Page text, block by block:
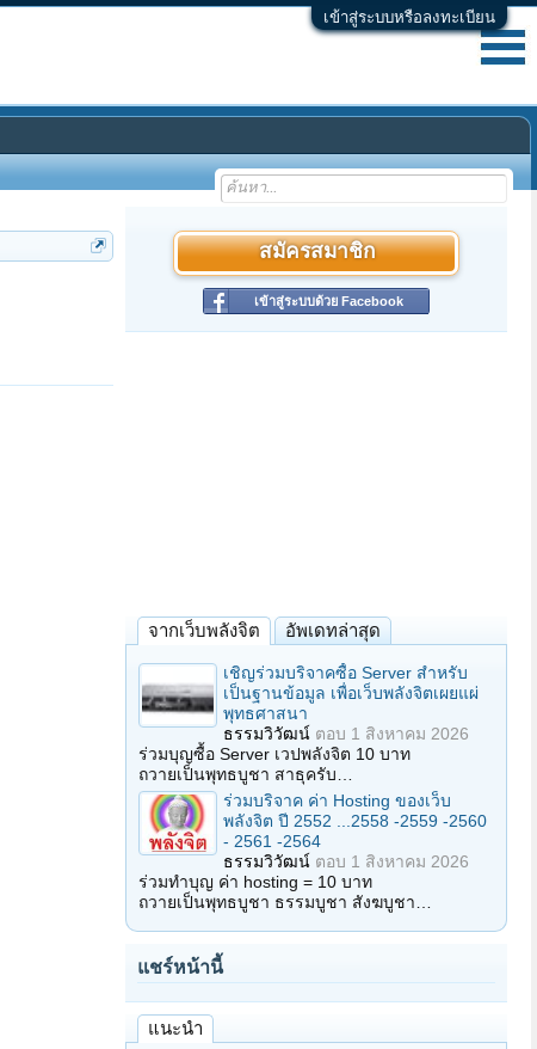
เข้าสู่ระบบหรือลงทะเบียน
สมัครสมาชิก
เข้าสู่ระบบด้วย Facebook
จากเว็บพลังจิต อัพเดทล่าสุด
เชิญร่วมบริจาคซื้อ Server สำหรับ
เป็นฐานข้อมูล เพื่อเว็บพลังจิตเผยแผ่
พุทธศาสนา
ธรรมวิวัฒน์ ตอบ 1 สิงหาคม 2026
ร่วมบุญซื้อ Server เวปพลังจิต 10 บาท
ถวายเป็นพุทธบูชา สาธุครับ…
ร่วมบริจาค ค่า Hosting ของเว็บ
พลังจิต ปี 2552 ...2558 -2559 -2560
- 2561 -2564
ธรรมวิวัฒน์ ตอบ 1 สิงหาคม 2026
ร่วมทำบุญ ค่า hosting = 10 บาท
ถวายเป็นพุทธบูชา ธรรมบูชา สังฆบูชา…
แชร์หน้านี้
แนะนำ